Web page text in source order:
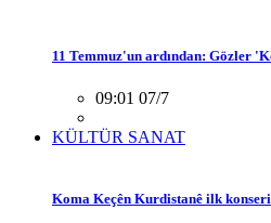
11 Temmuz'un ardından: Gözler
09:01 07/7
KÜLTÜR SANAT
Koma Keçên Kurdistanê ilk